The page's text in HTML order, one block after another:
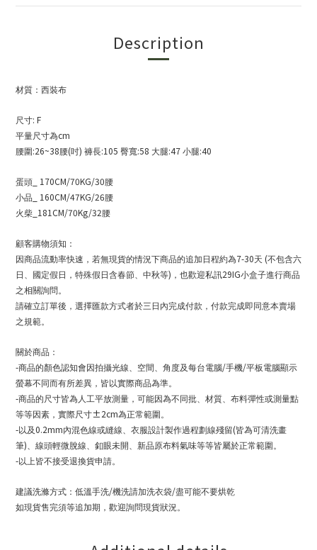
Description
材質：西裝布
尺寸: F
平量尺寸為cm
腰圍:26~38腰(吋) 褲長:105 臀寬:58 大腿:47小腿:40
蛋頭 _ 170CM/70KG/30腰
小品 _ 160CM/47KG/26腰
火柴 _181CM/70Kg/32腰
顧客購物須知：
因商品流動率快速，若無現貨的情況下商品的追加日程約為7-30天 (不包含六
日、國定假日，特殊假日含春節、中秋等) ，也歡迎私訊29IG小盒子進行商品
之相關詢問。
請確立訂單後，選擇匯款方式者於三日內完成付款，付款完成即同意本賣場
之規範。
關於商品：
-商品的顏色認知會因拍攝光線、空間、角度及每台電腦/手機/平板電腦顯示
螢幕不同而有所差異，皆以實際商品為準。
-商品的尺寸皆為人工平放測量，可能因為不同批、材質、布料彈性或測量點
等等因素，實際尺寸±2cm為正常範圍。
-以及0.2mm內混色線或縫線、衣服設計製作過程劃線殘留(皆為可清洗畫
筆)、線頭輕微脫線、釦眼未開、新品原布料氣味等等皆屬於正常範圍。
-以上皆不接受退換貨申請。
建議洗滌方式：低溫手洗/機洗請加洗衣袋/盡可能不要烘乾
如現貨售完須等追加期，歡迎詢問現貨狀況。